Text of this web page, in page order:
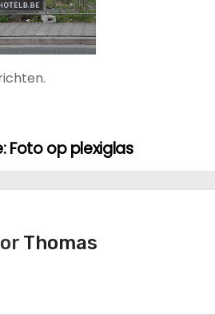
Foto op plexiglas
Thomas